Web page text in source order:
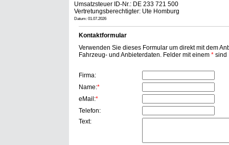
Umsatzsteuer ID-Nr.: DE 233 721 500
Vertretungsberechtigter: Ute Homburg
Datum: 01.07.2026
Kontaktformular
Verwenden Sie dieses Formular um direkt mit dem
Fahrzeug- und Anbieterdaten. Felder mit einem *sind
Firma:
Name:*
eMail:*
Telefon:
Text: